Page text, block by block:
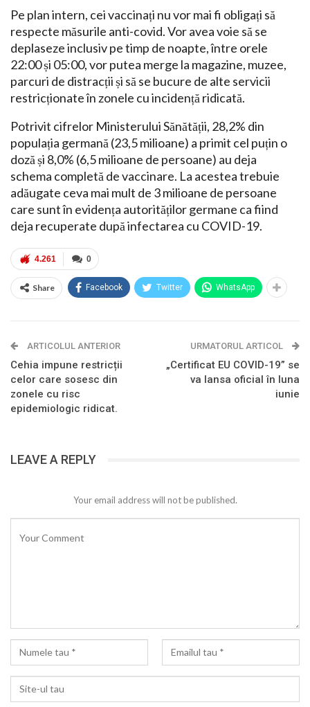
Pe plan intern, cei vaccinați nu vor mai fi obligați să
respecte măsurile anti-covid. Vor avea voie să se
deplaseze inclusiv pe timp de noapte, între orele
22:00 și 05:00, vor putea merge la magazine, muzee,
parcuri de distracții și să se bucure de alte servicii
restricționate în zonele cu incidență ridicată.
Potrivit cifrelor Ministerului Sănătății, 28,2% din
populația germană (23,5 milioane) a primit cel puțin o
doză și 8,0% (6,5 milioane de persoane) au deja
schema completă de vaccinare. La acestea trebuie
adăugate ceva mai mult de 3 milioane de persoane
care sunt în evidența autorităților germane ca fiind
deja recuperate după infectarea cu COVID-19.
0
4.261
Share Facebook Twitter WhatsApp
ARTICOLUL ANTERIOR
Cehia impune restricții
celor care sosesc din
zonele cu risc
epidemiologic ridicat.
URMATORUL ARTICOL
„Certificat EU COVID-19” se
va lansa oficial în luna
iunie
LEAVE A REPLY
Your email address will not be published.